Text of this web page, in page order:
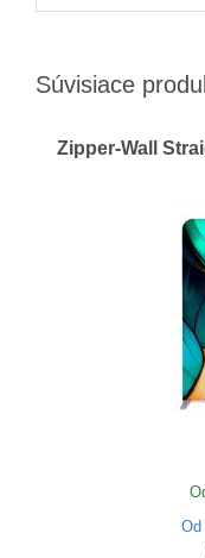
Súvisiace
Zipper-Wall
Od